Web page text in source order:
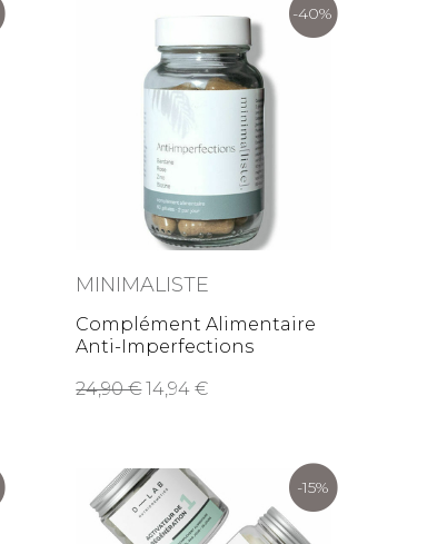
-40%
MINIMALISTE
Complément Alimentaire
Anti-Imperfections
24,90 14,94
-15%